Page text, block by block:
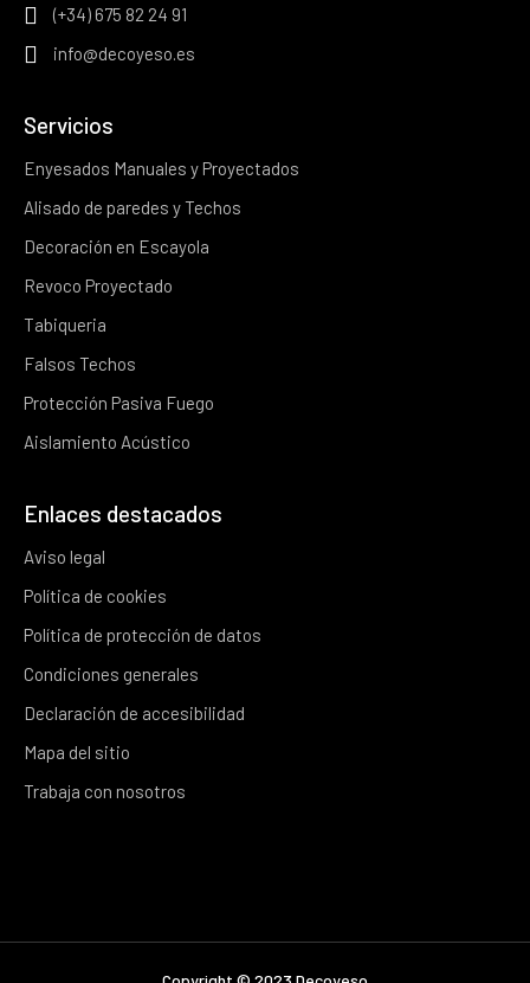
(+34) 675 82 24 91
info@decoyeso.es
Servicios
Enyesados Manuales y Proyectados
Alisado de paredes y Techos
Decoración en Escayola
Revoco Proyectado
Tabiqueria
Falsos Techos
Protección Pasiva Fuego
Aislamiento Acústico
Enlaces destacados
Aviso legal
Política de cookies
Política de protección de datos
Condiciones generales
Declaración de accesibilidad
Mapa del sitio
Trabaja con nosotros